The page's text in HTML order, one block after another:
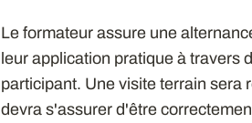
Le formateur assure une
leur application pratique à travers
participant. Une visite terrain sera
devra s'assurer d'être